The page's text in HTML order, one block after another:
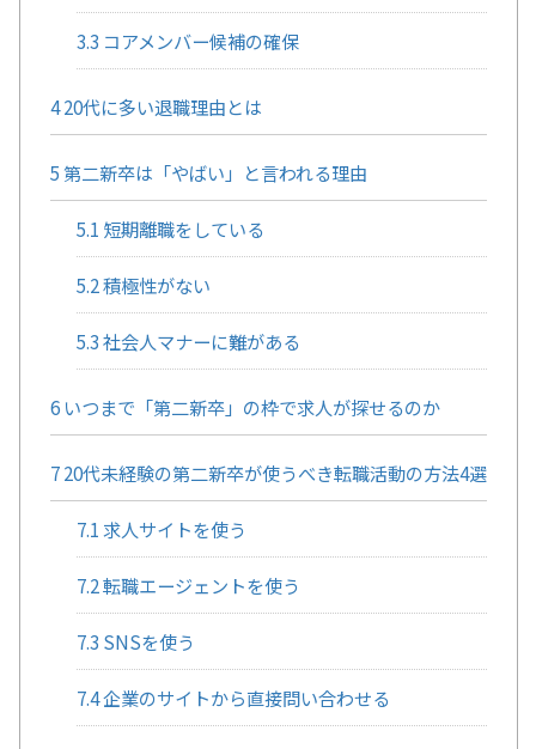
3.3 コアメンバー候補の確保
420代に多い退職理由とは
5第二新卒は「やばい」と言われる理由
5.1 短期離職をしている
5.2積極性がない
5.3社会人マナーに難がある
6いつまで「第二新卒」の枠で求人が探せるのか
720代未経験の第二新卒が使うべき転職活動の方法4選
7.1求人サイトを使う
7.2転職エージェントを使う
7.3 SNSを使う
7.4企業のサイトから直接問い合わせる